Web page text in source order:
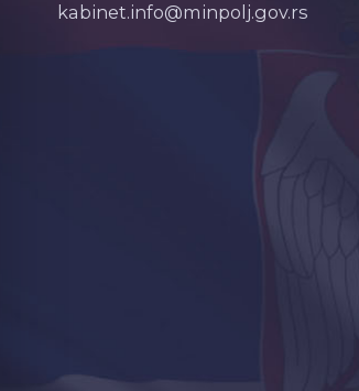
kabinet.info@minpolj.gov.rs